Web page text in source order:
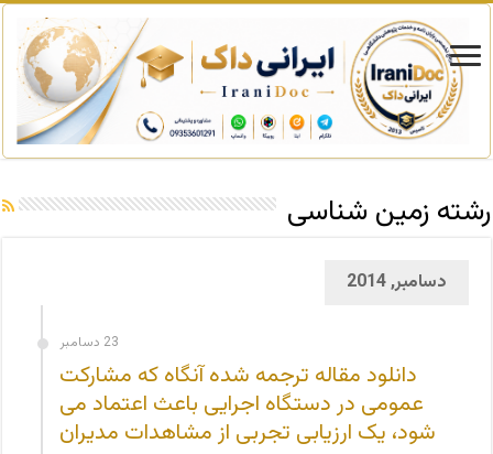
رشته زمین شناسی
دسامبر, 2014
23 دسامبر
دانلود مقاله ترجمه شده آنگاه که مشارکت
عمومی در دستگاه اجرایی باعث اعتماد می
شود، یک ارزیابی تجربی از مشاهدات مدیران